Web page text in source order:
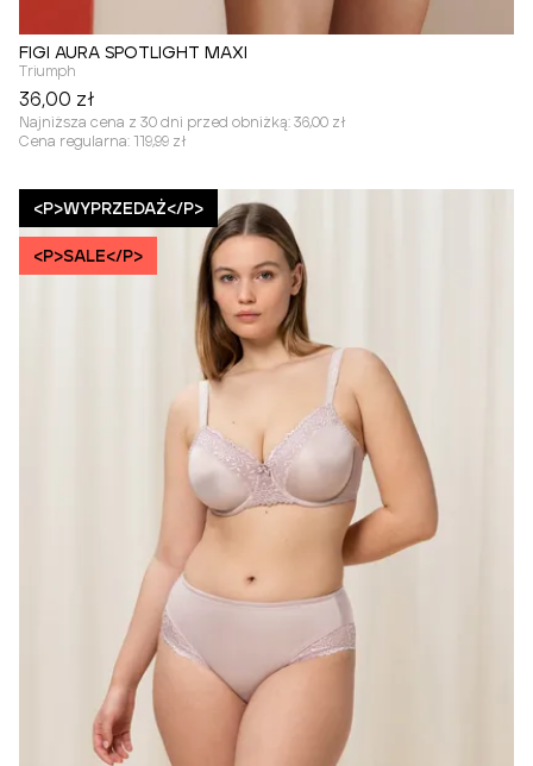
FIGI AURA SPOTLIGHT MAXI
Triumph
36,00 zł
Najniższa cena z 30 dni przed obniżką: 36,00 zł
Cena regularna: 119,99 zł
<P>WYPRZEDAŻ</P>
<P>SALE</P>